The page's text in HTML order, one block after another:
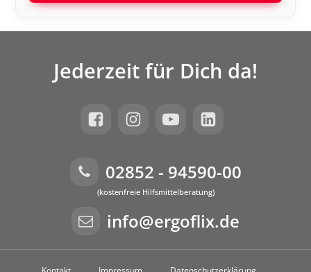
Jederzeit für Dich da!
02852 - 94590-00
(kostenfreie Hilfsmittelberatung)
info@ergoflix.de